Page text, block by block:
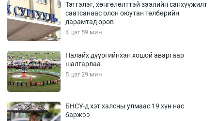
Тэтгэлэг, хөнгөлөлттэй зээлийн санхүүжилт
саатсанаас олон оюутан төлбөрийн
дарамтад оров
4 цаг 59 мин
Налайх дүүргийнхэн хошой аваргаар
шалгарлаа
5 цаг 29 мин
БНСУ-д хэт халсны улмаас 19 хүн нас
баржээ